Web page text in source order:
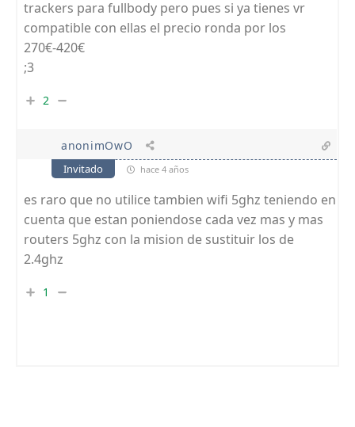
trackers para fullbody pero pues si ya tienes vr
compatible con ellas el precio ronda por los
270€-420€
;3
2
anonimOwO
Invitado hace 4 años
es raro que no utilice tambien wifi 5ghz teniendo en
cuenta que estan poniendose cada vez mas y mas
routers 5ghz con la mision de sustituir los de
2.4ghz
1